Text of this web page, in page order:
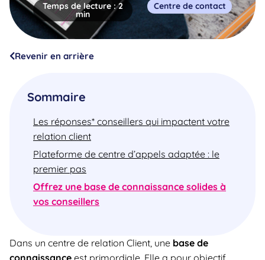
Temps de lecture :2
min
Centre de contact
Revenir en arrière
Sommaire
Les réponses* conseillers qui impactent votre
relation client
Plateforme de centre d’appels adaptée : le
premier pas
Offrez une base de connaissance solides à
vos conseillers
Dans un centre de relation Client, une base de